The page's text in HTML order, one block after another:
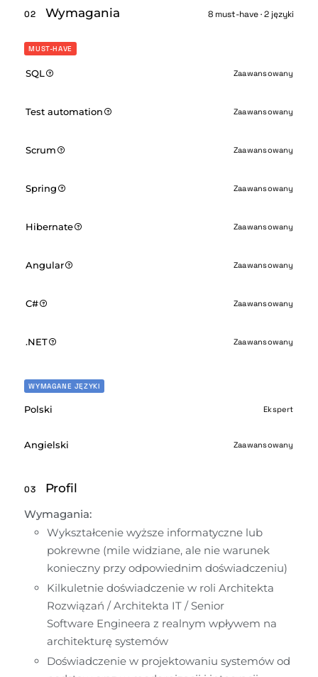
02 Wymagania 8 must-have · 2 języki
MUST-HAVE
SQL Zaawansowany
Test automation Zaawansowany
Scrum Zaawansowany
Spring Zaawansowany
Hibernate Zaawansowany
Angular Zaawansowany
C# Zaawansowany
.NET Zaawansowany
WYMAGANE JĘZYKI
Polski Ekspert
Angielski Zaawansowany
03 Profil
Wymagania:
Wykształcenie wyższe informatyczne lub
pokrewne (mile widziane, ale nie warunek
konieczny przy odpowiednim doświadczeniu)
Kilkuletnie doświadczenie w roli Architekta
Rozwiązań / Architekta IT / Senior
Software Engineera z realnym wpływem na
Doświadczenie w projektowaniu systemów od